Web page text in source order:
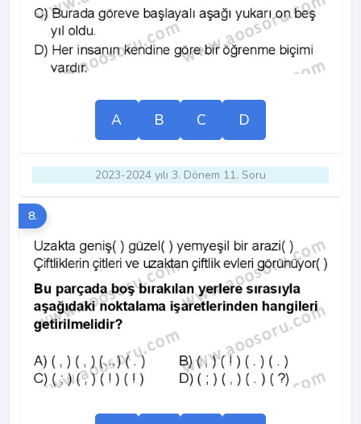
A B C D
2023-2024 yılı 3. Dönem 11. Soru
8.